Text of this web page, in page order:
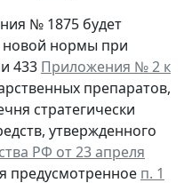
№ 1875 будет
новой нормы при
433 Приложения № 2 к
препаратов,
стратегически
утвержденного
РФ от 23 апреля
предусмотренное п. 1